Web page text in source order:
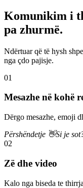
Komunikim i
pa zhurmë.
Ndërtuar që të hysh
nga çdo pajisje.
01
Mesazhe në kohë
Dërgo mesazhe, emoji
Përshëndetje 👋Si je
02
Zë dhe video
Kalo nga biseda te